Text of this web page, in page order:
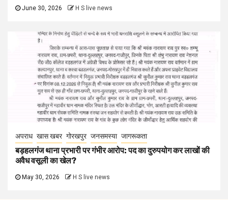
June 30, 2026 H S live news
अपराध खास खबर गोरखपुर जनसमस्या जागरूकता
बड़हलगंज थाना प्रभारी पर गंभीर आरोप: पद का दुरुपयोग कर लाखों की
अवैध वसूली का खेल?
May 30, 2026 H S live news